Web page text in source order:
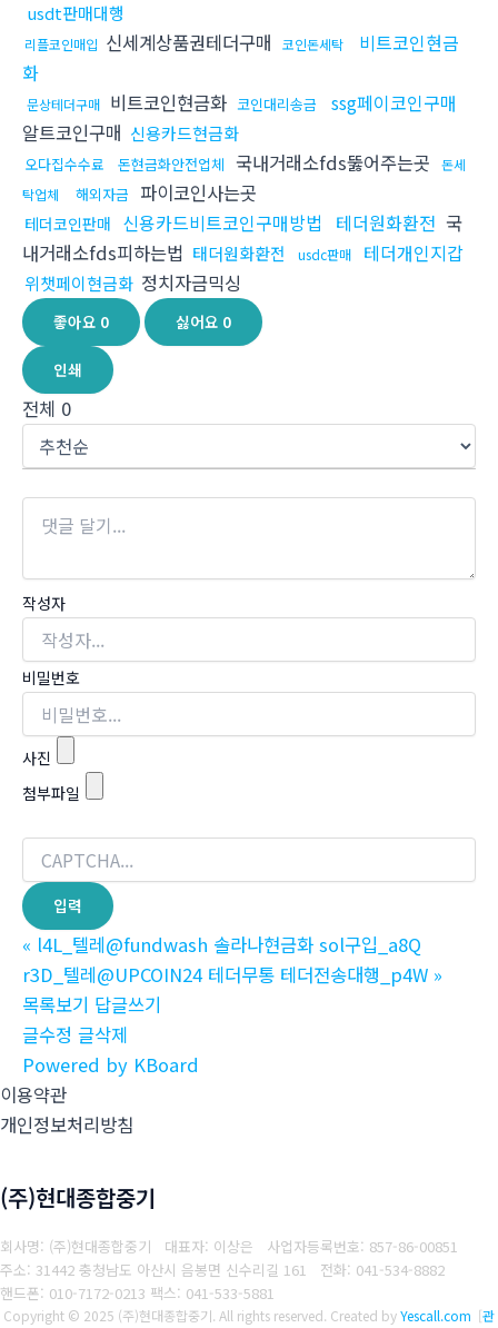
usdt판매대행
리플코인매입 신세계상품권테더구매 코인돈세탁
비트코인현금
화
문상테더구매 비트코인현금화 코인대리송금
ssg페이코인구매
알트코인구매 신용카드현금화
오다집수수료 돈현금화안전업체 국내거래소fds뚫어주는곳
돈세
탁업체
해외자금 파이코인사는곳
테더코인판매 신용카드비트코인구매방법 테더원화환전 국
내거래소fds피하는법 태더원화환전 usdc판매 테더개인지갑
위챗페이현금화 정치자금믹싱
좋아요 0 싫어요 0
인쇄
전체 0
작성자
비밀번호
사진
첨부파일
« l4L_텔레@fundwash 솔라나현금화 sol구입_a8Q
r3D_텔레@UPCOIN24 테더무통 테더전송대행_p4W »
목록보기 답글쓰기
글수정 글삭제
Powered by KBoard
이용약관
개인정보처리방침
(주)현대종합중기
회사명: (주)현대종합중기 대표자: 이상은 사업자등록번호: 857-86-00851
주소: 31442 충청남도 아산시 음봉면 신수리길 161 전화: 041-534-8882
핸드폰: 010-7172-0213 팩스: 041-533-5881
Copyright © 2025 (주)현대종합중기. All rights reserved. Created byYescall.com [관